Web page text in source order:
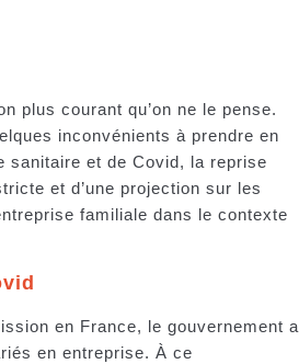
plus courant qu’on ne le pense.
inconvénients à prendre en
sanitaire et de Covid, la reprise
et d’une projection sur les
familiale dans le contexte
en France, le gouvernement a
en entreprise. À ce